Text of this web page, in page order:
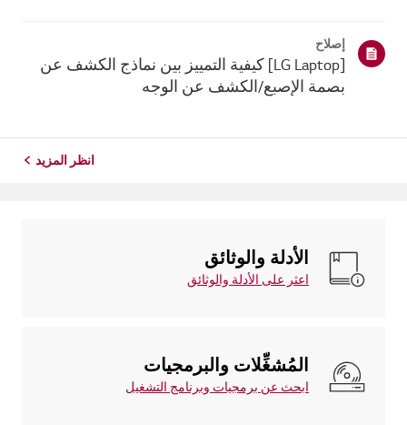
إصلاح
[LG Laptop] كيفية التمييز بين نماذج الكشف عن
بصمة الإصبع/الكشف عن الوجه
انظر المزيد
الأدلة والوثائق
اعثر على الأدلة والوثائق
المُشغِّلات والبرمجيات
ابحث عن برمجيات وبرنامج التشغيل